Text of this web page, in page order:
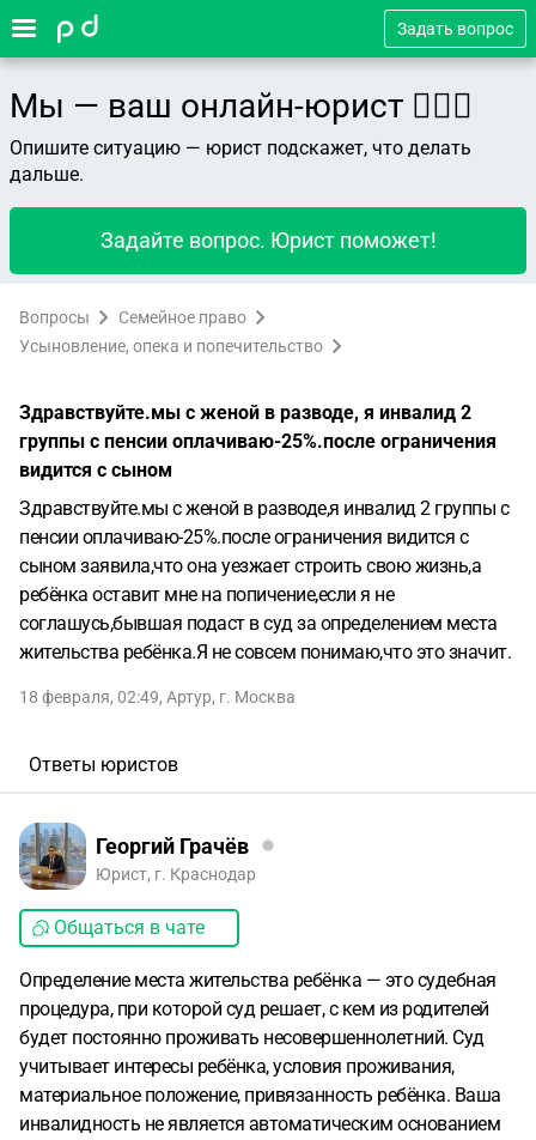
Задать вопрос
Мы — ваш онлайн-юрист 👨🏻‍⚖️
Опишите ситуацию — юрист подскажет, что делать
дальше.
Задайте вопрос. Юрист поможет!
Вопросы
Семейное право
Усыновление, опека и попечительство
Здравствуйте.мы с женой в разводе, я инвалид 2
группы с пенсии оплачиваю-25%.после ограничения
видится с сыном
Здравствуйте.мы с женой в разводе,я инвалид 2 группы с
пенсии оплачиваю-25%.после ограничения видится с
сыном заявила,что она уезжает строить свою жизнь,а
ребёнка оставит мне на попичение,если я не
соглашусь,бывшая подаст в суд за определением места
жительства ребёнка.Я не совсем понимаю,что это значит.
18 февраля, 02:49, Артур, г. Москва
Ответы юристов
Георгий Грачёв
Юрист, г. Краснодар
Общаться в чате
Определение места жительства ребёнка — это судебная
процедура, при которой суд решает, с кем из родителей
будет постоянно проживать несовершеннолетний. Суд
учитывает интересы ребёнка, условия проживания,
материальное положение, привязанность ребёнка. Ваша
инвалидность не является автоматическим основанием